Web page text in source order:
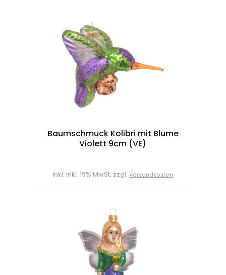
Baumschmuck Kolibri mit Blume
Violett 9cm (VE)
inkl. inkl. 19% MwSt. zzgl.Versandkosten